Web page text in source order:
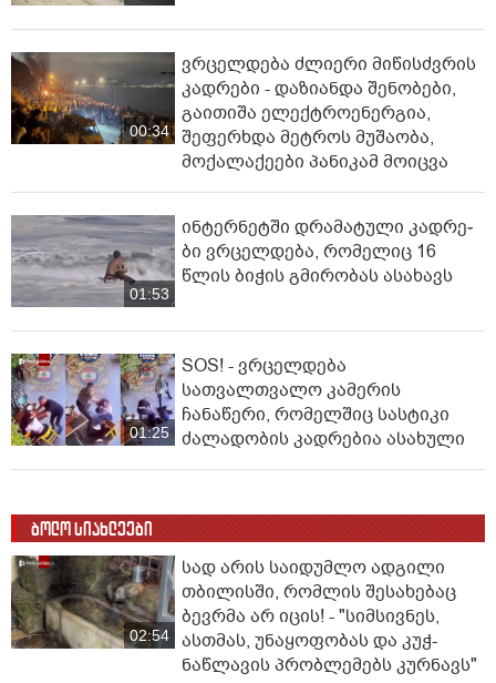
00:34
ვრცელდება ძლიერი მიწისძვრის
კადრები - დაზიანდა შენობები,
გაითიშა ელექტროენერგია,
შეფერხდა მეტროს მუშაობა,
მოქალაქეები პანიკამ მოიცვა
01:53
ინ­ტერ­ნეტ­ში დრა­მა­ტუ­ლი კად­რე­
ბი ვრცელდება, რომელიც 16
წლის ბიჭის გმირობას ასახავს
01:25
SOS! - ვრცელდება
სათვალთვალო კამერის
ჩანაწერი, რომელშიც სასტიკი
ძალადობის კადრებია ასახული
ბოლო სიახლეები
02:54
სად არის საიდუმლო ადგილი
თბილისში, რომლის შესახებაც
ბევრმა არ იცის! - "სიმსივნეს,
ასთმას, უნაყოფობას და კუჭ-
ნაწლავის პრობლემებს კურნავს"